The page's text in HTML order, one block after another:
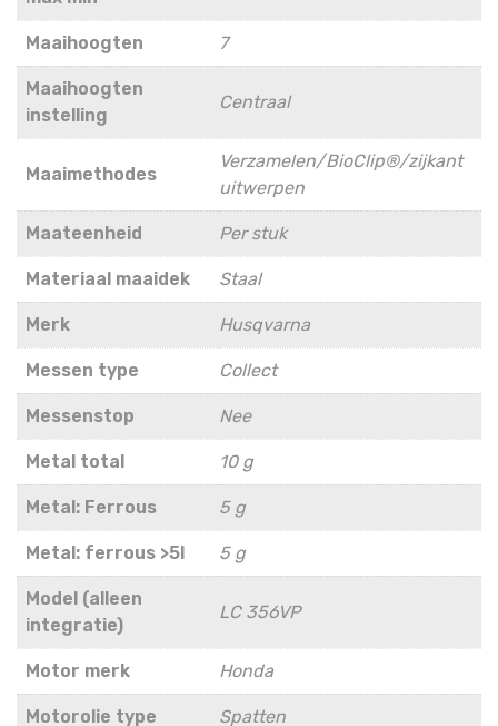
Maaihoogten 7
Maaihoogten
instelling
Centraal
Maaimethodes
Verzamelen/BioClip®/zijkant
uitwerpen
Maateenheid Per stuk
Materiaal maaidek Staal
Merk Husqvarna
Messen type Collect
Messenstop Nee
Metal total 10 g
Metal: Ferrous 5 g
Metal: ferrous >5l 5 g
Model (alleen
integratie)
LC 356VP
Motor merk Honda
Motorolie type Spatten